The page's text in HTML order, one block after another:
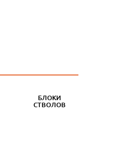
БЛОКИ
СТВОЛОВ